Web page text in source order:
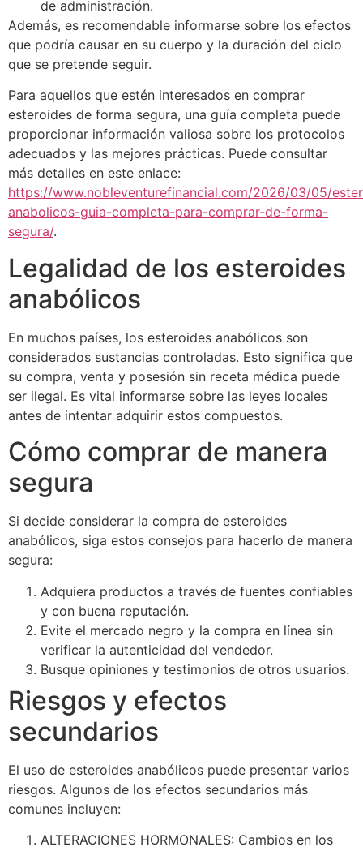
de administración.
Además, es recomendable informarse sobre los efectos
que podría causar en su cuerpo y la duración del ciclo
que se pretende seguir.
Para aquellos que estén interesados en comprar
esteroides de forma segura, una guía completa puede
proporcionar información valiosa sobre los protocolos
adecuados y las mejores prácticas. Puede consultar
más detalles en este enlace:
https://www.nobleventurefinancial.com/2026/03/05/
anabolicos-guia-completa-para-comprar-de-forma-
segura/.
Legalidad de los esteroides
anabólicos
En muchos países, los esteroides anabólicos son
considerados sustancias controladas. Esto significa que
su compra, venta y posesión sin receta médica puede
ser ilegal. Es vital informarse sobre las leyes locales
antes de intentar adquirir estos compuestos.
Cómo comprar de manera
segura
Si decide considerar la compra de esteroides
anabólicos, siga estos consejos para hacerlo de manera
segura:
Adquiera productos a través de fuentes confiables
y con buena reputación.
Evite el mercado negro y la compra en línea sin
verificar la autenticidad del vendedor.
Busque opiniones y testimonios de otros usuarios.
Riesgos y efectos
secundarios
El uso de esteroides anabólicos puede presentar varios
riesgos. Algunos de los efectos secundarios más
comunes incluyen:
ALTERACIONES HORMONALES: Cambios en los